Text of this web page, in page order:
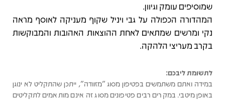
שמוסיפים עומק וגיוון.
המהדורה הכפולה על גבי ויניל שקוף מעניקה לאוסף מראה
נקי ומרשים שמתאים לאחת ההוצאות האהובות והמבוקשות
בקרב מעריצי הלהקה.
לתשומת ליבכם:
במידה ואתם משתמשים בפטיפון מסוג "מזוודה", ייתכן שהתקליט לא ינוגן
באופן מיטבי. במקרים רבים פטיפונים מסוג זה אינם מותאמים לתקליטים